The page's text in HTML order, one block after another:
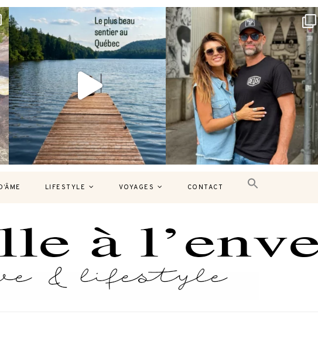
Et si je te disais qu’il existe un sentier où
127 37
Montréal, une très belle surprise 🇨🇦
J’ai...
453
LIFESTYLE VOYAGES CONTACT